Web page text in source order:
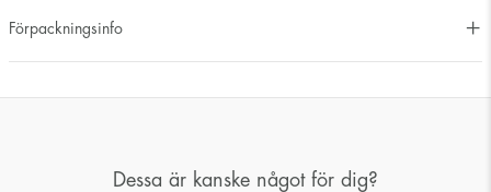
Förpackningsinfo
Dessa är kanske något för dig?